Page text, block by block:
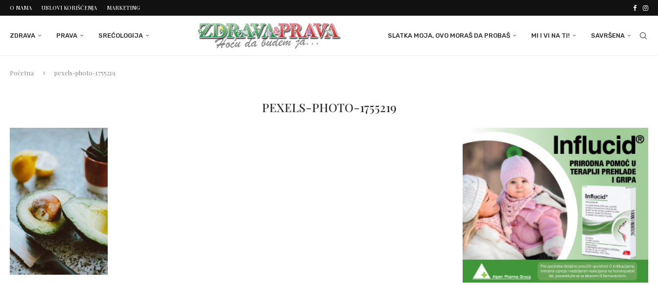
O NAMA USLOVI KORIŠĆENJA MARKETING
ZDRAVA PRAVA SREĆOLOGIJA SLATKA MOJA, OVO MORAŠ DA PROBAŠ MI I VI NA TI! SAVRŠENA
Početna pexels-photo-1755219
PEXELS-PHOTO-1755219